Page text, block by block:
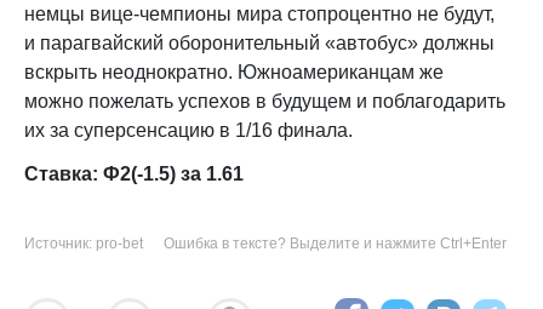
немцы вице-чемпионы мира стопроцентно не будут,
и парагвайский оборонительный «автобус» должны
вскрыть неоднократно. Южноамериканцам же
можно пожелать успехов в будущем и поблагодарить
их за суперсенсацию в 1/16 финала.
Ставка: Ф2(-1.5) за 1.61
Источник: pro-bet Ошибка в тексте? Выделите и нажмите Ctrl+Enter